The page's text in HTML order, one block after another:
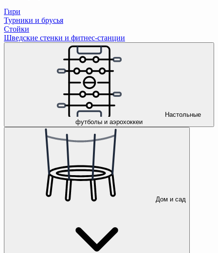
Гири
Турники и брусья
Стойки
Шведские стенки и фитнес-станции
Настольные
футболы и аэрохоккеи
Дом и сад